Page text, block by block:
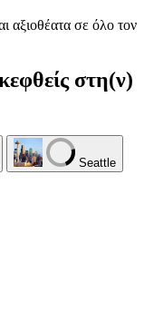
αξιοθέατα σε όλο τον
στη(ν)
Seattle